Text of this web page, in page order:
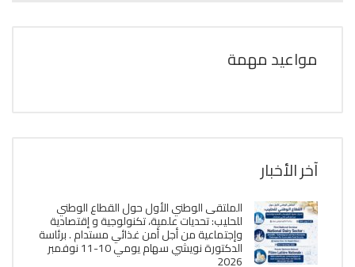
مواعيد مهمة
آخر الأخبار
الملتقى الوطني الأول حول القطاع الوطني
للحليب: تحديات علمية، تكنولوجية و إقتصادية
وإجتماعية من أجل أمن غذائي مستدام . برئاسة
الدكتورة نويشي سهام يومي 10-11 نوفمبر
2026